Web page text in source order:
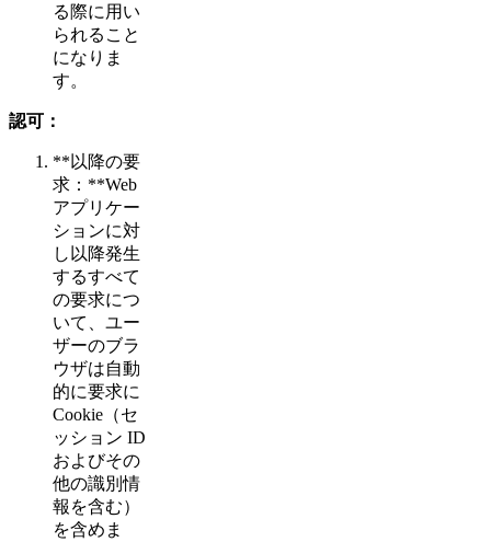
る際に用い
られること
になりま
す。
認可：
**以降の要
求：**Web
アプリケー
ションに対
し以降発生
するすべて
の要求につ
いて、ユー
ザーのブラ
ウザは自動
的に要求に
Cookie（セ
ッション ID
およびその
他の識別情
報を含む）
を含めま